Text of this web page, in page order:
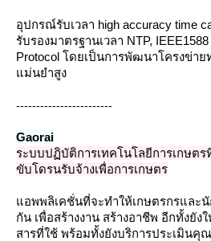
อุปกรณ์รับเวลา high accuracy time
รับรองมาตรฐานเวลา NTP,
Protocol โดยเป็นการพัฒนาโครงข่าย
ม่นยำสูง
------------------------
Gaorai
ระบบปฏิบัติการเทคโนโลยีการเกษต
ขับโดรนรับจ้างเพื่อการเกษตร
อพพลิเคชั่นที่จะทำให้เกษตรกรและ
กัน เพื่อสร้างงาน สร้างอาชีพ อีกทั้งยั
สารที่ใช้ พร้อมทั้งยังบริการประเมิน